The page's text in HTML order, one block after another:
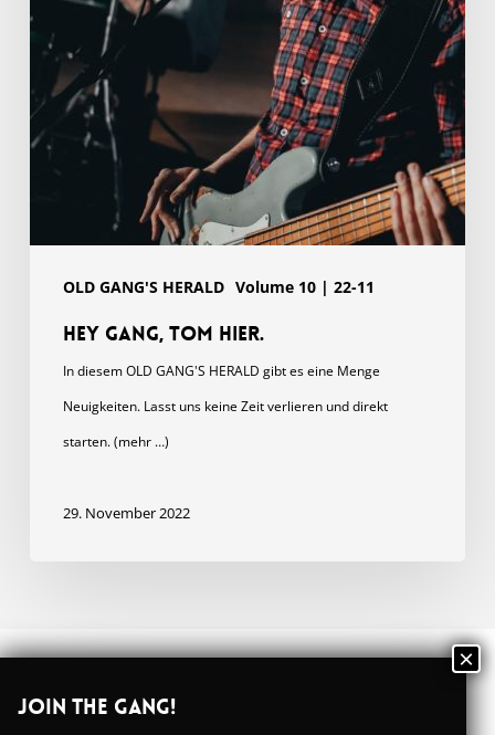
OLD GANG'S HERALD Volume 10 | 22-11
Hey Gang, Tom hier.
In diesem OLD GANG'S HERALD gibt es eine Menge
Neuigkeiten. Lasst uns keine Zeit verlieren und direkt
starten. (mehr …)
29. November 2022
Join the GANG!